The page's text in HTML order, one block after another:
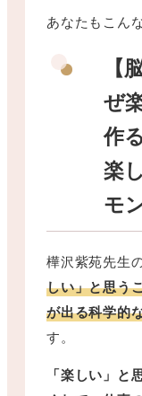
あなたもこん
ぜ
作
楽
モ
樺沢紫苑先生
しい」と思う
が出る科学的
す。
「楽しい」と